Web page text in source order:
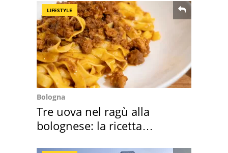
LIFESTYLE
Bologna
Tre uova nel ragù alla
bolognese: la ricetta